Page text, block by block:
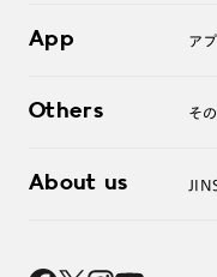
よくあるご質問
お問い合わせ
App ア
Others そ
レンズ交換
About us